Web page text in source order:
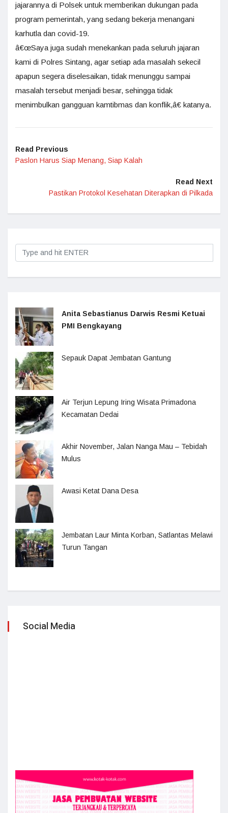
jajarannya di Polsek untuk memberikan dukungan pada
program pemerintah, yang sedang bekerja menangani
karhutla dan covid-19.
â€œSaya juga sudah menekankan pada seluruh jajaran
kami di Polres Sintang, agar setiap ada masalah sekecil
apapun segera diselesaikan, tidak menunggu sampai
masalah tersebut menjadi besar, sehingga tidak
menimbulkan gangguan kamtibmas dan konflik,â€ katanya.
Read Previous
Paslon Harus Siap Menang, Siap Kalah
Read Next
Pastikan Protokol Kesehatan Diterapkan di Pilkada
Anita Sebastianus Darwis Resmi Ketuai
PMI Bengkayang
Sepauk Dapat Jembatan Gantung
Air Terjun Lepung Iring Wisata Primadona
Kecamatan Dedai
Akhir November, Jalan Nanga Mau – Tebidah
Mulus
Awasi Ketat Dana Desa
Jembatan Laur Minta Korban, Satlantas Melawi
Turun Tangan
Social Media